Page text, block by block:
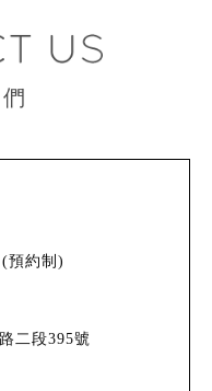
(預約制)
二段395號